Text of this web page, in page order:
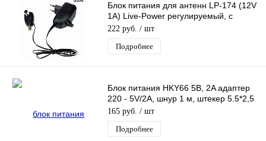
Блок питания для антенн LP-174 (12V
1A) Live-Power регулируемый, с
инжектором питания, c F- разъёмом
222 руб. / шт
Подробнее
Блок питания HKY66 5В, 2A адаптер
220 - 5V/2A, шнур 1 м, штекер 5.5*2,5
мм
165 руб. / шт
Подробнее